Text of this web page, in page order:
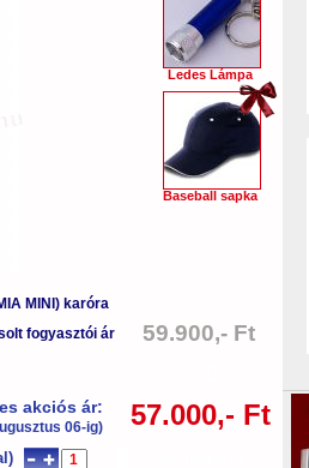
MINI) karóra
Ledes Lámpa
Baseball sapka
fogyasztói ár 59.900,- Ft
akciós ár:
06-ig) 57.000,- Ft